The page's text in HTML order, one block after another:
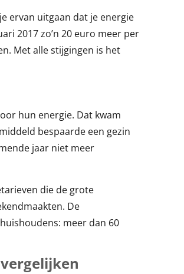
ervan uitgaan dat je energie
2017 zo’n 20 euro meer per
Met alle stijgingen is het
hun energie. Dat kwam
bespaarde een gezin
jaar niet meer
die de grote
De
meer dan 60